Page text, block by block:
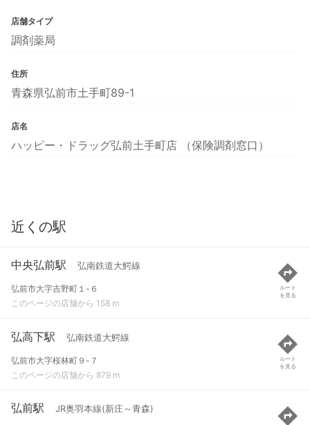
店舗タイプ
調剤薬局
住所
青森県弘前市土手町89-1
店名
ハッピー・ドラッグ弘前土手町店 （保険調剤窓口）
近くの駅
中央弘前駅 弘南鉄道大鰐線
弘前市大字吉野町１-６
このページの店舗から 158 m
ルート
を見る
弘高下駅 弘南鉄道大鰐線
弘前市大字桜林町９-７
このページの店舗から 879 m
ルート
を見る
弘前駅 JR奥羽本線(新庄～青森)